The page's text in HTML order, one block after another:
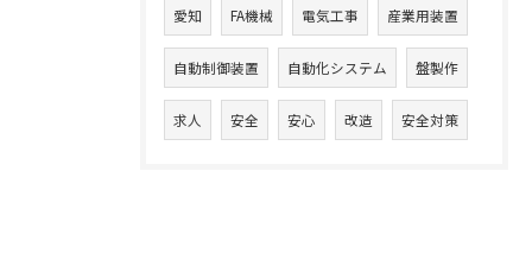
愛知 FA機械 電気工事 産業用装置
自動制御装置 自動化システム 盤製作
求人 安全 安心 改造 安全対策